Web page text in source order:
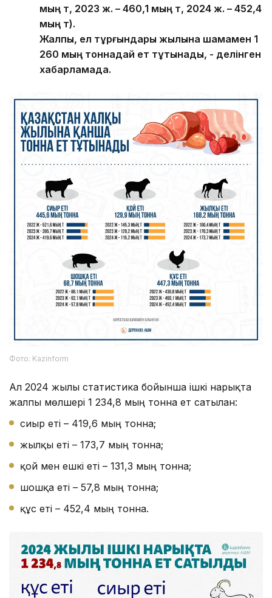
мың т, 2023 ж. – 460,1 мың т, 2024 ж. – 452,4
мың т).
Жалпы, ел тұрғындары жылына шамамен 1
260 мың тоннадай ет тұтынады, - делінген
хабарламада.
Фото: Kazinform
Ал 2024 жылғы статистика бойынша ішкі нарықта
жалпы мөлшері 1 234,8 мың тонна ет сатылған:
сиыр еті – 419,6 мың тонна;
жылқы еті – 173,7 мың тонна;
қой мен ешкі еті – 131,3 мың тонна;
шошқа еті – 57,8 мың тонна;
құс еті – 452,4 мың тонна.